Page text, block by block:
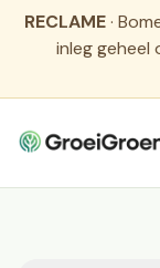
RECLAME·
inleg geheel